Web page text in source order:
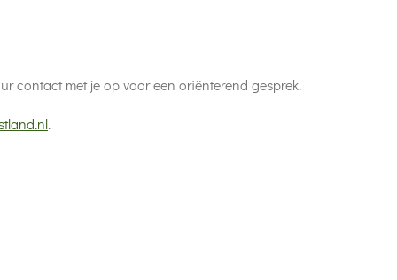
contact met je op voor een oriënterend gesprek.
.